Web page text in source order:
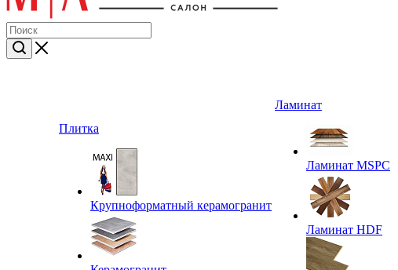
Плитка
Крупноформатный керамогранит
Ламинат
Ламинат MSPC
Ламинат HDF